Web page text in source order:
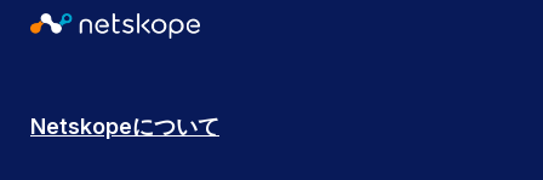
Netskopeについて